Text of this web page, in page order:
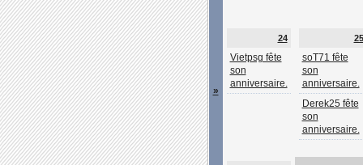
»
24
Vietpsg fête
son
anniversaire.
25
soT71 fête
son
anniversaire.
Derek25 fête
son
anniversaire.